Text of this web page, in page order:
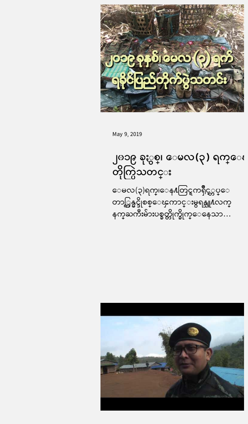
၂၀၁၉ ခုႏွစ္၊ ေမလ(၃) ရက္ေန႔
တိုက္ပြဲသတင္း
ေမလ(၃)ရက္၊ေန႔တြင္ရကၡိဳင့္တပ္ေ
တာ္ကြန္မင္ဒိုစစ္ေၾကာင္းမွရန္သူ႔လက္
နက္ႀကီးမ်ားပစ္ခတ္တိုက္ခိုက္ေနေသာ
May 9, 2019